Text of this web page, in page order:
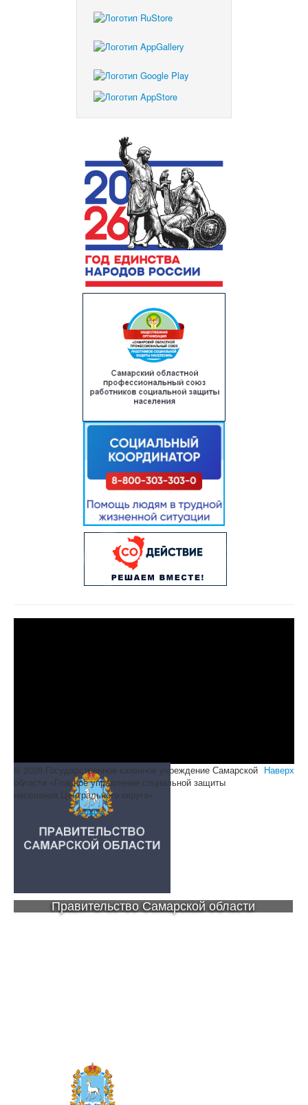
Правительство Самарской области
Наверх
© 2026 Государственное казенное учреждение Самарской
области «Главное управление социальной защиты
населения Центрального округа»